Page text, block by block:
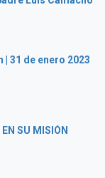
| 31 de enero 2023
SU MISIÓN